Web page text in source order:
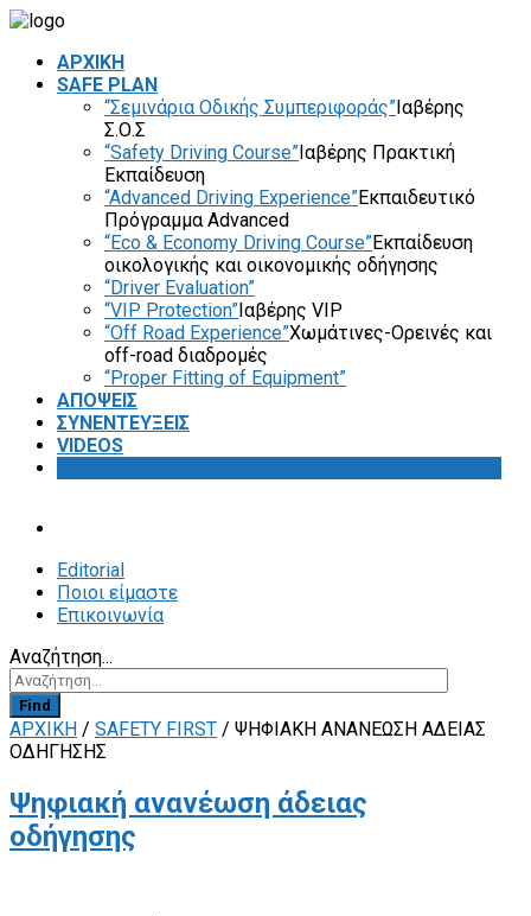
ΑΡΧΙΚΗ
SAFE PLAN
“Σεμινάρια Οδικής Συμπεριφοράς”Ιαβέρης
Σ.Ο.Σ
“Safety Driving Course”Ιαβέρης Πρακτική
Εκπαίδευση
“Advanced Driving Experience”Εκπαιδευτικό
Πρόγραμμα Advanced
“Eco & Economy Driving Course”Εκπαίδευση
οικολογικής και οικονομικής οδήγησης
“Driver Evaluation”
“VIP Protection”Ιαβέρης VIP
“Off Road Experience”Χωμάτινες-Ορεινές και
off-road διαδρομές
“Proper Fitting of Equipment”
ΑΠΟΨΕΙΣ
ΣΥΝΕΝΤΕΥΞΕΙΣ
VIDEOS
Editorial
Ποιοι είμαστε
Επικοινωνία
Αναζήτηση...
Find
ΑΡΧΙΚΗ / SAFETY FIRST / ΨΗΦΙΑΚΉ ΑΝΑΝΈΩΣΗ ΆΔΕΙΑΣ
ΟΔΉΓΗΣΗΣ
Ψηφιακή ανανέωση άδειας
οδήγησης